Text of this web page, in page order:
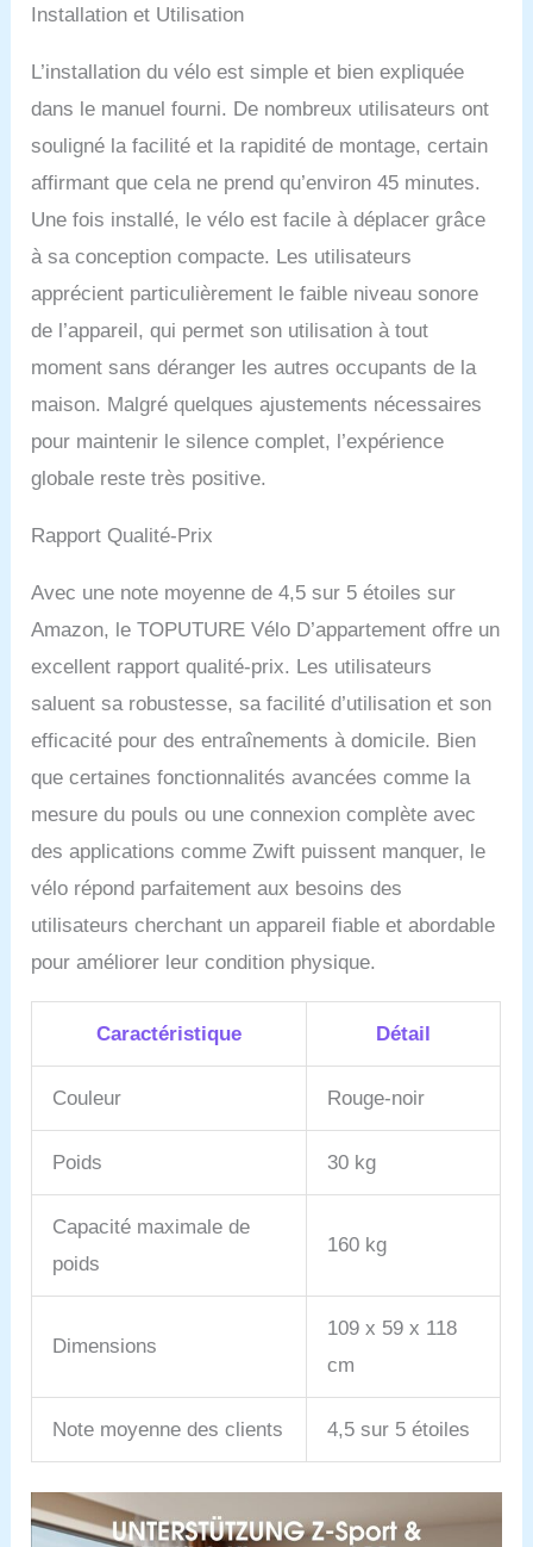
d'exercice Toputure est
fabriqué en acier
inoxydable épais et
durable avec une charge
maximale de 150 kg, ce
qui le rend plus robuste et
d'appartement
personnalisé : guidon
siège rembourré à 4
positions, convient aux
personnes d'une taille
comprise entre 150 cm et
190 cm. Faites des
exercices d'aérobic avec
votre famille et vos amis.
pour tablette et d'un
est donc très facile à
utiliser. Avec des roues
sur la partie inférieure, il
est facile à déplacer
【70 % préinstallé : vélo
installer】Le vélo
d'appartement Toputure
un remboursement dans
un délai d'un mois, 2 ans
rechange et message de
réponse dans les 24
professionnelles en ligne
(français non garanti)
vous aident à monter en
20 minutes ou moins.
Installation et Utilisation
L’installation du vélo est simple et bien expliquée
dans le manuel fourni. De nombreux utilisateurs ont
souligné la facilité et la rapidité de montage, certain
affirmant que cela ne prend qu’environ 45 minutes.
Une fois installé, le vélo est facile à déplacer grâce
à sa conception compacte. Les utilisateurs
apprécient particulièrement le faible niveau sonore
de l’appareil, qui permet son utilisation à tout
moment sans déranger les autres occupants de la
maison. Malgré quelques ajustements nécessaires
pour maintenir le silence complet, l’expérience
globale reste très positive.
Rapport Qualité-Prix
Avec une note moyenne de 4,5 sur 5 étoiles sur
Amazon, le TOPUTURE Vélo D’appartement offre un
excellent rapport qualité-prix. Les utilisateurs
saluent sa robustesse, sa facilité d’utilisation et son
efficacité pour des entraînements à domicile. Bien
que certaines fonctionnalités avancées comme la
mesure du pouls ou une connexion complète avec
des applications comme Zwift puissent manquer, le
vélo répond parfaitement aux besoins des
utilisateurs cherchant un appareil fiable et abordable
pour améliorer leur condition physique.
Caractéristique Détail
Couleur Rouge-noir
Poids 30 kg
Capacité maximale de
poids
160 kg
Dimensions
109 x 59 x 118
cm
Note moyenne des clients 4,5 sur 5 étoiles